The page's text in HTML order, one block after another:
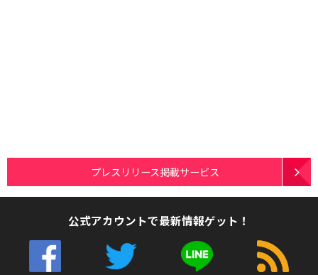
プレスリリース掲載サービス
公式アカウントで最新情報ゲット！